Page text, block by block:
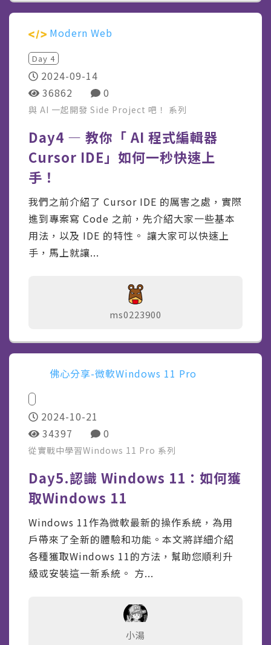
Modern Web
Day 4
2024-09-14
36862
0
與 AI 一起開發 Side Project 吧！ 系列
Day4 — 教你「 AI 程式編輯器
Cursor IDE」如何一秒快速上
手！
我們之前介紹了 Cursor IDE 的厲害之處，實際
進到專案寫 Code 之前，先介紹大家一些基本
用法，以及 IDE 的特性。 讓大家可以快速上
手，馬上就讓...
ms0223900
佛心分享-微軟Windows 11 Pro
2024-10-21
34397
0
從實戰中學習Windows 11 Pro 系列
Day5.認識 Windows 11：如何獲
取Windows 11
Windows 11作為微軟最新的操作系統，為用
戶帶來了全新的體驗和功能。本文將詳細介紹
各種獲取Windows 11的方法，幫助您順利升
級或安裝這一新系統。 方...
小湯